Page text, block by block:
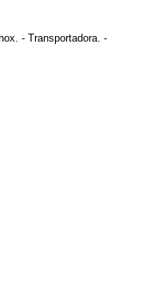
- Transportadora. -